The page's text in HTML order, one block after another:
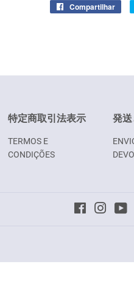
Compartilhar
特定商取引法表示
TERMOS E
CONDIÇÕES
発
Facebook